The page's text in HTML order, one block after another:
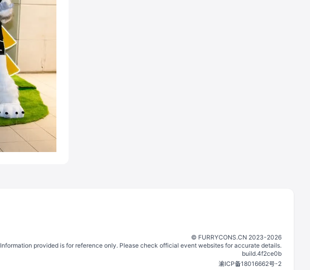
©️ FURRYCONS.CN 2023-2026
Information provided is for reference only. Please check official event websites for accurate details.
build.4f2ce0b
渝ICP备18016662号-2